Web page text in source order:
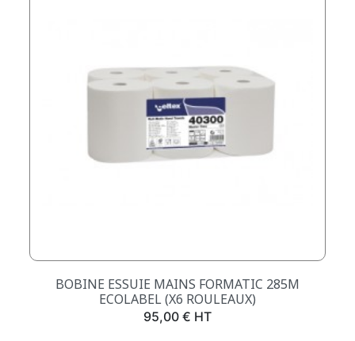
BOBINE ESSUIE MAINS FORMATIC 285M
ECOLABEL (X6 ROULEAUX)
Prix
95,00 € HT